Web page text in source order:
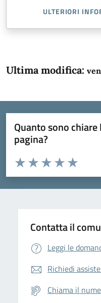
ULTERIORI
Ultima modifica:
Quanto sono
pagina?
Domanda
Valuta da 1 a 5 stelle la pagina
Valuta 5
Valuta 4
Valuta 3 stelle
Valuta 2 stelle su 5
Valuta 1 stelle su 5
Contatta il
Leggi le
Richiedi
Chiama il